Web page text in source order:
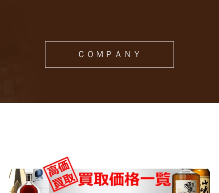
ＣＯＭＰＡＮＹ